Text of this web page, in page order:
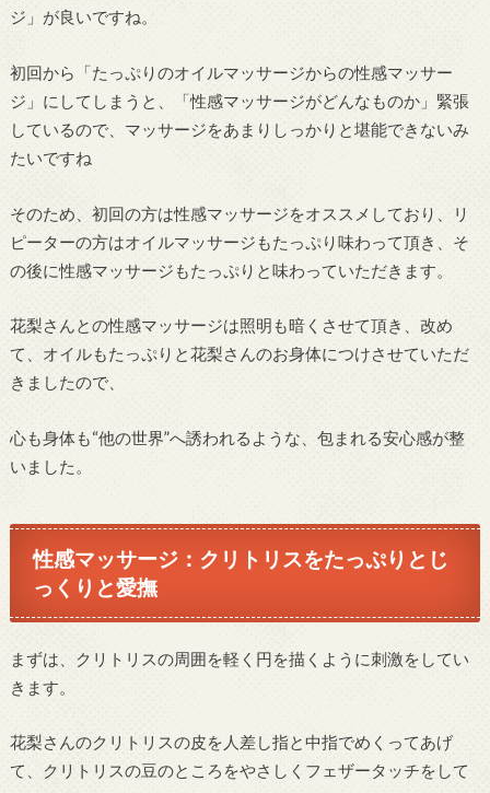
ジ」が良いですね。
初回から「たっぷりのオイルマッサージからの性感マッサー
ジ」にしてしまうと、「性感マッサージがどんなものか」緊張
しているので、マッサージをあまりしっかりと堪能できないみ
たいですね
そのため、初回の方は性感マッサージをオススメしており、リ
ピーターの方はオイルマッサージもたっぷり味わって頂き、そ
の後に性感マッサージもたっぷりと味わっていただきます。
花梨さんとの性感マッサージは照明も暗くさせて頂き、改め
て、オイルもたっぷりと花梨さんのお身体につけさせていただ
きましたので、
心も身体も“他の世界”へ誘われるような、包まれる安心感が整
いました。
性感マッサージ：クリトリスをたっぷりとじ
っくりと愛撫
まずは、クリトリスの周囲を軽く円を描くように刺激をしてい
きます。
花梨さんのクリトリスの皮を人差し指と中指でめくってあげ
て、クリトリスの豆のところをやさしくフェザータッチをして